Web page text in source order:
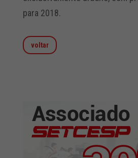
para 2018.
voltar